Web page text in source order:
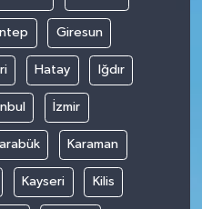
Giresun
Hatay Iğdır
İzmir
Karaman
Kayseri Kilis